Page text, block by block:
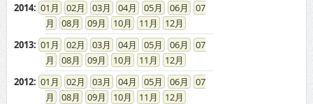
2014: 01 02 03 04 05 06
07
08
09 10 11
12
2013: 01 02 03 04 05 06
07
08
09 10 11
12
2012: 01 02 03 04 05 06
07
08
09 10 11
12